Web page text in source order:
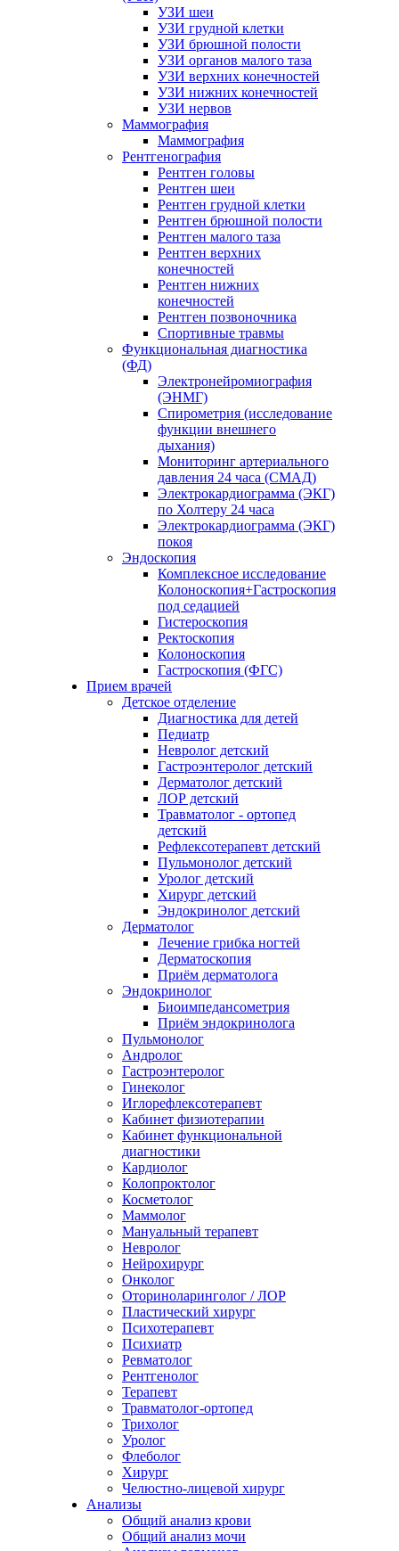
УЗИ шеи
УЗИ грудной клетки
УЗИ брюшной полости
УЗИ органов малого таза
УЗИ верхних конечностей
УЗИ нижних конечностей
УЗИ нервов
Маммография
Маммография
Рентгенография
Рентген головы
Рентген шеи
Рентген грудной клетки
Рентген брюшной полости
Рентген малого таза
Рентген верхних
конечностей
Рентген нижних
конечностей
Рентген позвоночника
Спортивные травмы
Функциональная диагностика
(ФД)
Электронейромиография
(ЭНМГ)
Спирометрия (исследование
функции внешнего
дыхания)
Мониторинг артериального
давления 24 часа (СМАД)
Электрокардиограмма (ЭКГ)
по Холтеру 24 часа
Электрокардиограмма (ЭКГ)
покоя
Эндоскопия
Комплексное исследование
Колоноскопия+Гастроскопия
под седацией
Гистероскопия
Ректоскопия
Колоноскопия
Гастроскопия (ФГС)
Прием врачей
Детское отделение
Диагностика для детей
Педиатр
Невролог детский
Гастроэнтеролог детский
Дерматолог детский
ЛОР детский
Травматолог - ортопед
детский
Рефлексотерапевт детский
Пульмонолог детский
Уролог детский
Хирург детский
Эндокринолог детский
Дерматолог
Лечение грибка ногтей
Дерматоскопия
Приём дерматолога
Эндокринолог
Биоимпедансометрия
Приём эндокринолога
Пульмонолог
Андролог
Гастроэнтеролог
Гинеколог
Иглорефлексотерапевт
Кабинет физиотерапии
Кабинет функциональной
диагностики
Кардиолог
Колопроктолог
Косметолог
Маммолог
Мануальный терапевт
Невролог
Нейрохирург
Онколог
Оториноларинголог / ЛОР
Пластический хирург
Психотерапевт
Психиатр
Ревматолог
Рентгенолог
Терапевт
Травматолог-ортопед
Трихолог
Уролог
Флеболог
Хирург
Челюстно-лицевой хирург
Анализы
Общий анализ крови
Общий анализ мочи